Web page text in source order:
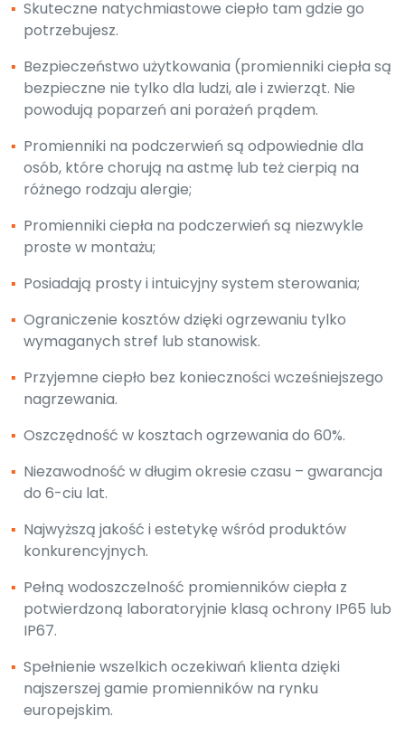
▪ Skuteczne natychmiastowe ciepło tam gdzie go
potrzebujesz.
▪ Bezpieczeństwo użytkowania (promienniki ciepła są
bezpieczne nie tylko dla ludzi, ale i zwierząt. Nie
powodują poparzeń ani porażeń prądem.
▪ Promienniki na podczerwień są odpowiednie dla
osób, które chorują na astmę lub też cierpią na
różnego rodzaju alergie;
▪ Promienniki ciepła na podczerwień są niezwykle
proste w montażu;
▪ Posiadają prosty i intuicyjny system sterowania;
▪ Ograniczenie kosztów dzięki ogrzewaniu tylko
wymaganych stref lub stanowisk.
▪ Przyjemne ciepło bez konieczności wcześniejszego
nagrzewania.
▪ Oszczędność w kosztach ogrzewania do 60%.
▪ Niezawodność w długim okresie czasu – gwarancja
do 6-ciu lat.
▪ Najwyższą jakość i estetykę wśród produktów
konkurencyjnych.
▪ Pełną wodoszczelność promienników ciepła z
potwierdzoną laboratoryjnie klasą ochrony IP65 lub
IP67.
▪ Spełnienie wszelkich oczekiwań klienta dzięki
najszerszej gamie promienników na rynku
europejskim.